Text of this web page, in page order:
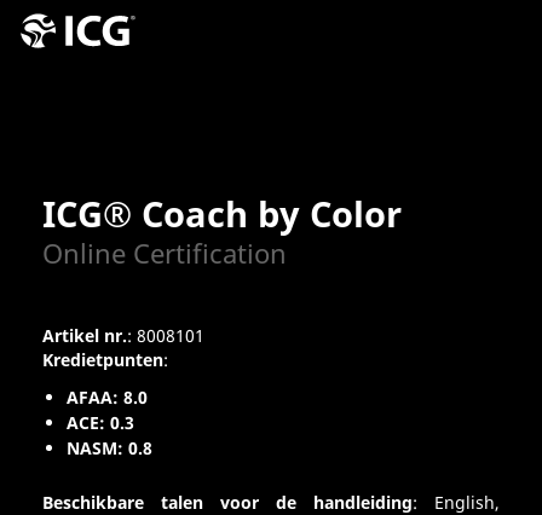
ICG® Coach by Color
Online Certification
Artikel nr.: 8008101
Kredietpunten:
AFAA: 8.0
ACE: 0.3
NASM: 0.8
Beschikbare talen voor de handleiding: English,